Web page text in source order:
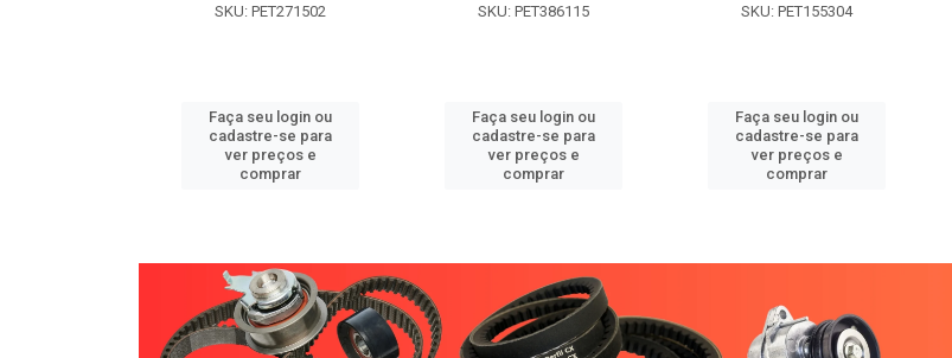
SKU: PET271502
Faça seu login ou
cadastre-se para
ver preços e
comprar
SKU: PET386115
Faça seu login ou
cadastre-se para
ver preços e
comprar
SKU: PET155304
Faça seu login ou
cadastre-se para
ver preços e
comprar